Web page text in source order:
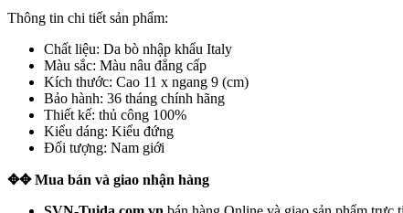
Thông tin chi tiết sản phẩm:
Chất liệu: Da bò nhập khẩu Italy
Màu sắc: Màu nâu đẳng cấp
Kích thước: Cao 11 x ngang 9 (cm)
Bảo hành: 36 tháng chính hãng
Thiết kế: thủ công 100%
Kiểu dáng: Kiểu đứng
Đối tượng: Nam giới
✥✥Mua bán và giao nhận hàng